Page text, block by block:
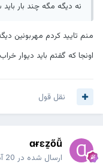
نه دیگه مگه چند بار
منم تایید کردم مهربونین
اونجا که گفتم باید دیوار
نقل قول
ɑɍɛẕőǚ
ارسال شده در 20 آذر، 2023